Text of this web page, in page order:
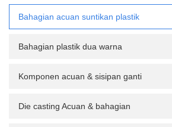
Bahagian acuan suntikan plastik
Bahagian plastik dua warna
Komponen acuan & sisipan ganti
Die casting Acuan & bahagian